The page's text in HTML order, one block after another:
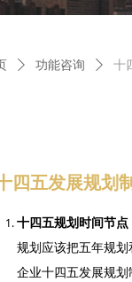
四五发展规划
十四五规划时间节点
规划应该把五年规
企业十四五发展规
ꄲ 功能咨询 ꄲ 十